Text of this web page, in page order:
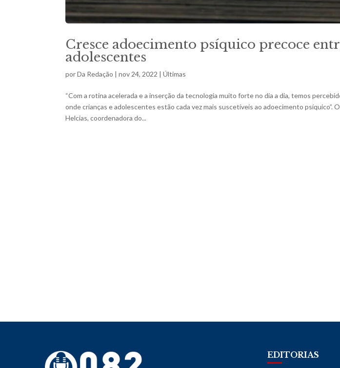
Cresce adoecimento psíquico precoce
adolescentes
porDa Redação |nov 24, 2022 |Últimas
“Com a rotina acelerada e a inserção da tecnologia muito forte no dia a dia, temos
onde crianças e adolescentes estão cada vez mais suscetíveis ao adoecimento psíquico”.
Helcias, coordenadora do...
EDITORIAS